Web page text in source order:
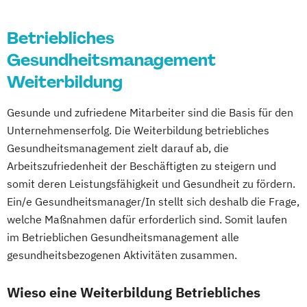
Vegetarische und Vegane Ernährung
Waldbaden-Coach & Kursleiter/in:
Waldbaden
Wirbelsäulentherapie nach Dorn / Breuß
Yoga Trainer/in
Ernährungsberater für E-Sportler
Ernährungsberater für Kinder
Ernährungsberater für Schwangere
Ernährungsberater für Senioren
Ernährungsberater für Sportler
Ernährungsberater für Sportler (inkl.
Ernährung C-Lizenz)
Ernährungsberater für Sportler A-Lizenz
(inkl. Ernährung C-Lizenz und
Ernährungsberater für Sportler)
Ernährungsberater für vegane Ernährung
Ernährungsberater für vegetarische
Ernährung
Ernährungsberater/in A-Lizenz
Ernährungsberater/in B-Lizenz
Betriebliches
Gesundheitsmanagement
Weiterbildung
Gesunde und zufriedene Mitarbeiter sind die Basis für den
Unternehmenserfolg. Die Weiterbildung betriebliches
Gesundheitsmanagement zielt darauf ab, die
Arbeitszufriedenheit der Beschäftigten zu steigern und
somit deren Leistungsfähigkeit und Gesundheit zu fördern.
Ein/e Gesundheitsmanager/In stellt sich deshalb die Frage,
welche Maßnahmen dafür erforderlich sind. Somit laufen
im Betrieblichen Gesundheitsmanagement alle
gesundheitsbezogenen Aktivitäten zusammen.
Wieso eine Weiterbildung Betriebliches